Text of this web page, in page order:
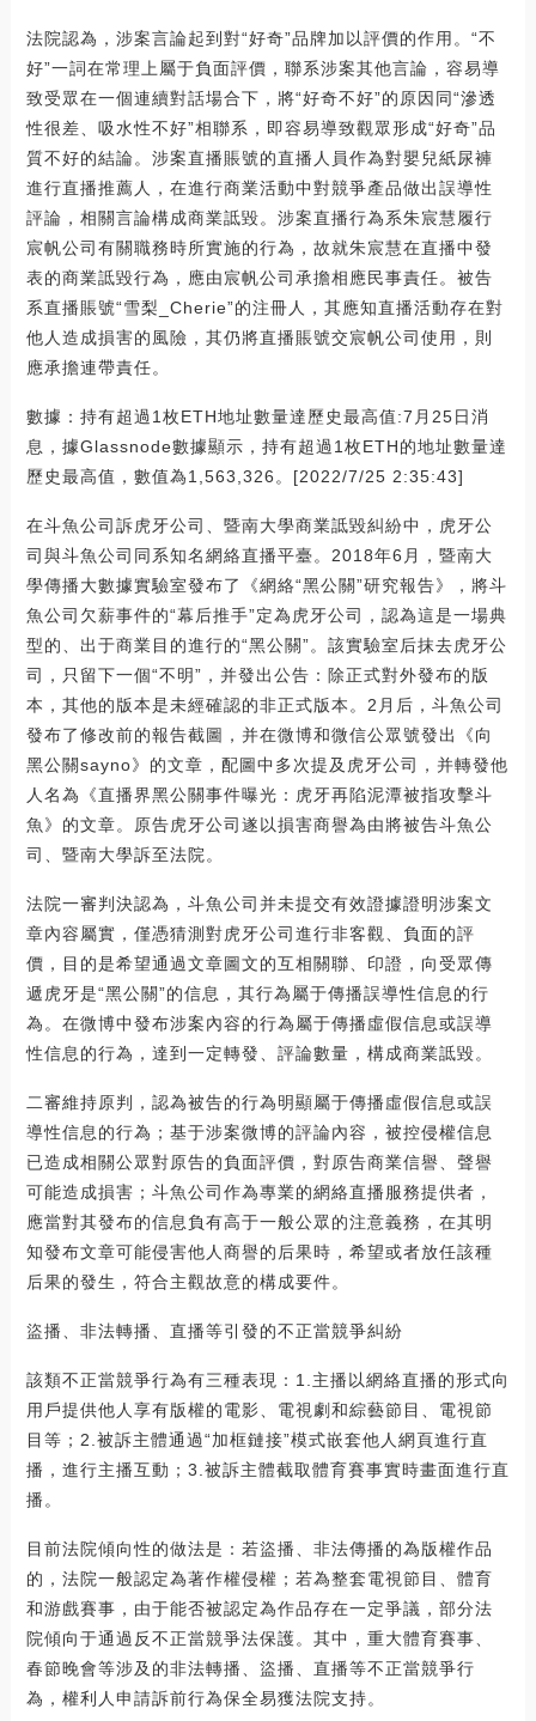
法院認為，涉案言論起到對“好奇”品牌加以評價的作用。“不
好”一詞在常理上屬于負面評價，聯系涉案其他言論，容易導
致受眾在一個連續對話場合下，將“好奇不好”的原因同“滲透
性很差、吸水性不好”相聯系，即容易導致觀眾形成“好奇”品
質不好的結論。涉案直播賬號的直播人員作為對嬰兒紙尿褲
進行直播推薦人，在進行商業活動中對競爭產品做出誤導性
評論，相關言論構成商業詆毀。涉案直播行為系朱宸慧履行
宸帆公司有關職務時所實施的行為，故就朱宸慧在直播中發
表的商業詆毀行為，應由宸帆公司承擔相應民事責任。被告
系直播賬號“雪梨_Cherie”的注冊人，其應知直播活動存在對
他人造成損害的風險，其仍將直播賬號交宸帆公司使用，則
應承擔連帶責任。
數據：持有超過1枚ETH地址數量達歷史最高值:7月25日消
息，據Glassnode數據顯示，持有超過1枚ETH的地址數量達
歷史最高值，數值為1,563,326。[2022/7/25 2:35:43]
在斗魚公司訴虎牙公司、暨南大學商業詆毀糾紛中，虎牙公
司與斗魚公司同系知名網絡直播平臺。2018年6月，暨南大
學傳播大數據實驗室發布了《網絡“黑公關”研究報告》，將斗
魚公司欠薪事件的“幕后推手”定為虎牙公司，認為這是一場典
型的、出于商業目的進行的“黑公關”。該實驗室后抹去虎牙公
司，只留下一個“不明”，并發出公告：除正式對外發布的版
本，其他的版本是未經確認的非正式版本。2月后，斗魚公司
發布了修改前的報告截圖，并在微博和微信公眾號發出《向
黑公關sayno》的文章，配圖中多次提及虎牙公司，并轉發他
人名為《直播界黑公關事件曝光：虎牙再陷泥潭被指攻擊斗
魚》的文章。原告虎牙公司遂以損害商譽為由將被告斗魚公
司、暨南大學訴至法院。
法院一審判決認為，斗魚公司并未提交有效證據證明涉案文
章內容屬實，僅憑猜測對虎牙公司進行非客觀、負面的評
價，目的是希望通過文章圖文的互相關聯、印證，向受眾傳
遞虎牙是“黑公關”的信息，其行為屬于傳播誤導性信息的行
為。在微博中發布涉案內容的行為屬于傳播虛假信息或誤導
性信息的行為，達到一定轉發、評論數量，構成商業詆毀。
二審維持原判，認為被告的行為明顯屬于傳播虛假信息或誤
導性信息的行為；基于涉案微博的評論內容，被控侵權信息
已造成相關公眾對原告的負面評價，對原告商業信譽、聲譽
可能造成損害；斗魚公司作為專業的網絡直播服務提供者，
應當對其發布的信息負有高于一般公眾的注意義務，在其明
知發布文章可能侵害他人商譽的后果時，希望或者放任該種
后果的發生，符合主觀故意的構成要件。
盜播、非法轉播、直播等引發的不正當競爭糾紛
該類不正當競爭行為有三種表現：1.主播以網絡直播的形式向
用戶提供他人享有版權的電影、電視劇和綜藝節目、電視節
目等；2.被訴主體通過“加框鏈接”模式嵌套他人網頁進行直
播，進行主播互動；3.被訴主體截取體育賽事實時畫面進行直
播。
目前法院傾向性的做法是：若盜播、非法傳播的為版權作品
的，法院一般認定為著作權侵權；若為整套電視節目、體育
和游戲賽事，由于能否被認定為作品存在一定爭議，部分法
院傾向于通過反不正當競爭法保護。其中，重大體育賽事、
春節晚會等涉及的非法轉播、盜播、直播等不正當競爭行
為，權利人申請訴前行為保全易獲法院支持。